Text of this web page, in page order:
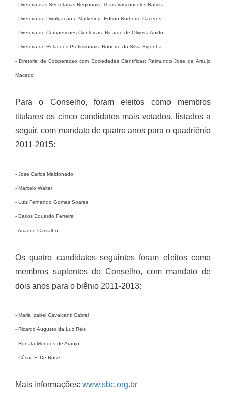
- Diretoria das Secretarias Regionais: Thais Vasconcelos Batista
- Diretoria de Divulgacao e Marketing: Edson Norberto Caceres
- Diretoria de Competicoes Cientificas: Ricardo de Oliveira Anido
- Diretoria de Relacoes Profissionais: Roberto da Silva Bigonha
- Diretoria de Cooperacao com Sociedades Cientificas: Raimundo Jose de Araujo
Macedo
Para o Conselho, foram eleitos como membros
titulares os cinco candidatos mais votados, listados a
seguir, com mandato de quatro anos para o quadriênio
2011-2015:
- Jose Carlos Maldonado
- Marcelo Walter
- Luiz Fernando Gomes Soares
- Carlos Eduardo Ferreira
- Ariadne Carvalho
Os quatro candidatos seguintes foram eleitos como
membros suplentes do Conselho, com mandato de
dois anos para o biênio 2011-2013:
- Maria Izabel Cavalcanti Cabral
- Ricardo Augusto da Luz Reis
- Renata Mendes de Araujo
- César. F. De Rose
Mais informações: www.sbc.org.br